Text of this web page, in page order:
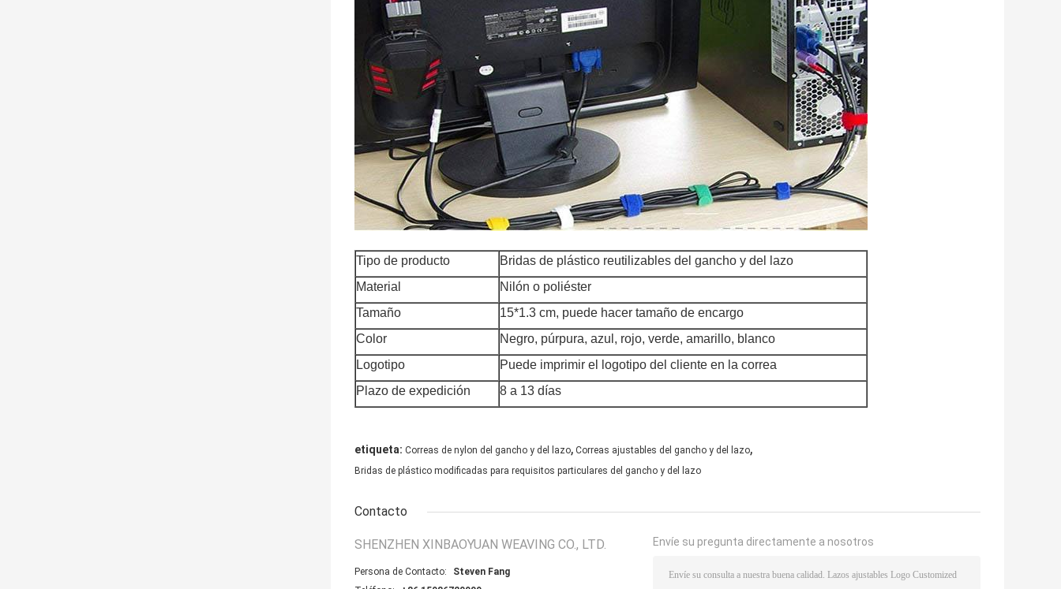
Tipo de producto
Bridas de plástico reutilizables del gancho y del lazo
Material
Nilón o poliéster
Tamaño
15*1.3 cm, puede hacer tamaño de encargo
Color
Negro, púrpura, azul, rojo, verde, amarillo, blanco
Logotipo
Puede imprimir el logotipo del cliente en la correa
Plazo de expedición
8 a 13 días
etiqueta: Correas de nylon del gancho y del lazo, Correas ajustables del gancho y del lazo,
Bridas de plástico modificadas para requisitos particulares del gancho y del lazo
Contacto
SHENZHEN XINBAOYUAN WEAVING CO., LTD.
Persona de Contacto:
Steven Fang
Envíe su pregunta directamente a nosotros